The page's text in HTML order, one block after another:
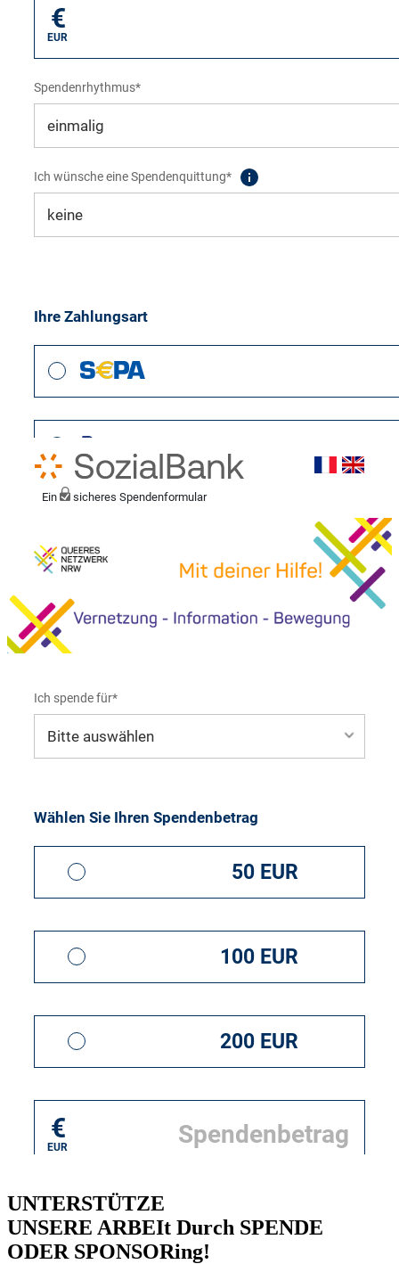
UNTERSTÜTZE
UNSERE ARBEIt Durch SPENDE
ODER SPONSORing!